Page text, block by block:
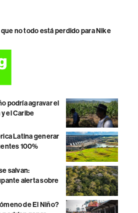
no todo está perdido para Nike
podría agravar el
el Caribe
Latina generar
100%
salvan:
alerta sobre
de El Niño?